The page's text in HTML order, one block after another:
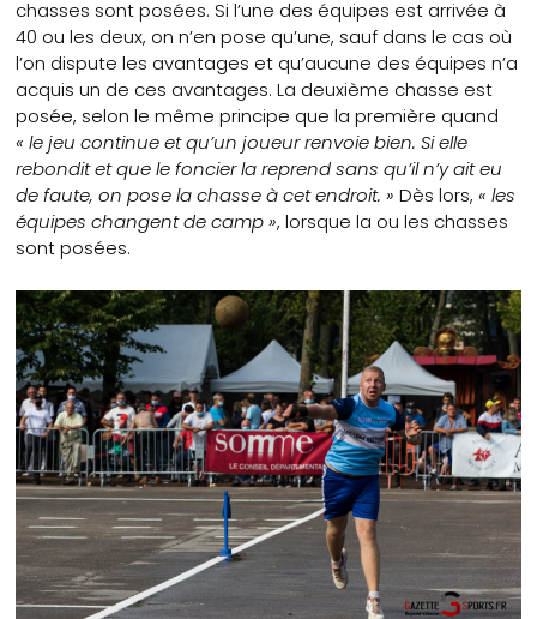
chasses sont posées. Si l’une des équipes est arrivée à
40 ou les deux, on n’en pose qu’une, sauf dans le cas où
l’on dispute les avantages et qu’aucune des équipes n’a
acquis un de ces avantages. La deuxième chasse est
posée, selon le même principe que la première quand
« le jeu continue et qu’un joueur renvoie bien. Si elle
rebondit et que le foncier la reprend sans qu’il n’y ait eu
de faute, on pose la chasse à cet endroit. »Dès lors,« les
équipes changent de camp », lorsque la ou les chasses
sont posées.